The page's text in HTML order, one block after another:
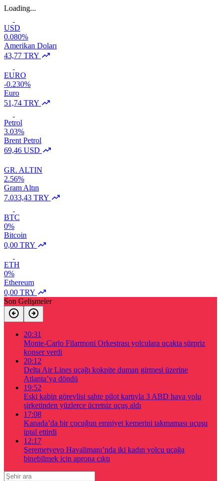
Loading...
USD
0.080%
Amerikan Doları
43,77 TRY
EURO
-0.230%
Euro
51,74 TRY
Petrol
3.03%
Brent Petrol
69,46 USD
GR. ALTIN
2.56%
Gram Altın
7.033,43 TRY
BTC
0%
Bitcoin
0,00 TRY
ETH
0%
Ethereum
0,00 TRY
Son Gelişmeler
20:31
Monte-Carlo Filarmoni Orkestrası yolculara uçakta sürpriz
konser verdi
20:12
Delta Air Lines uçağı kokpite duman girmesi üzerine
Atlanta’ya döndü
19:52
Eski kabin görevlisi sahte pilot kartıyla 3 ABD hava yolu
şirketinden yüzlerce ücretsiz uçuş aldı
17:08
Kanada’da bir çocuğun emniyet kemerini takmaması uçuşu
iptal ettirdi
12:17
Şeremetyevo Havalimanı’nda iki kadın yolcu uçağa
binebilmek için aprona çıktı